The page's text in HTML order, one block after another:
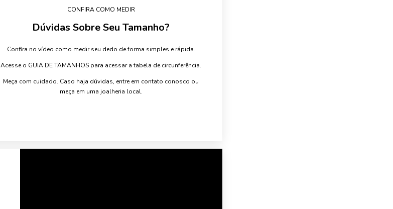
CONFIRA COMO MEDIR
Dúvidas Sobre Seu Tamanho?
Confira no vídeo como medir seu dedo de forma simples e rápida.
Acesse o GUIA DE TAMANHOS para acessar a tabela de circunferência.
Meça com cuidado. Caso haja dúvidas, entre em contato conosco ou
meça em uma joalheria local.